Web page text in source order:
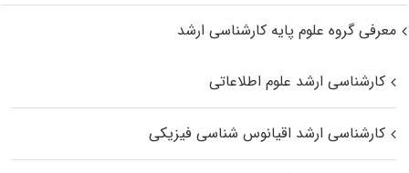
معرفی گروه علوم پایه کارشناسی ارشد
کارشناسی ارشد علوم اطلاعاتی
کارشناسی ارشد اقیانوس‌ شناسی فیزیکی